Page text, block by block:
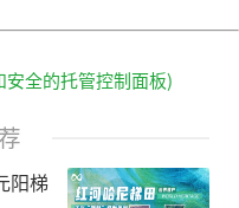
全的托管控制面板)
阳梯